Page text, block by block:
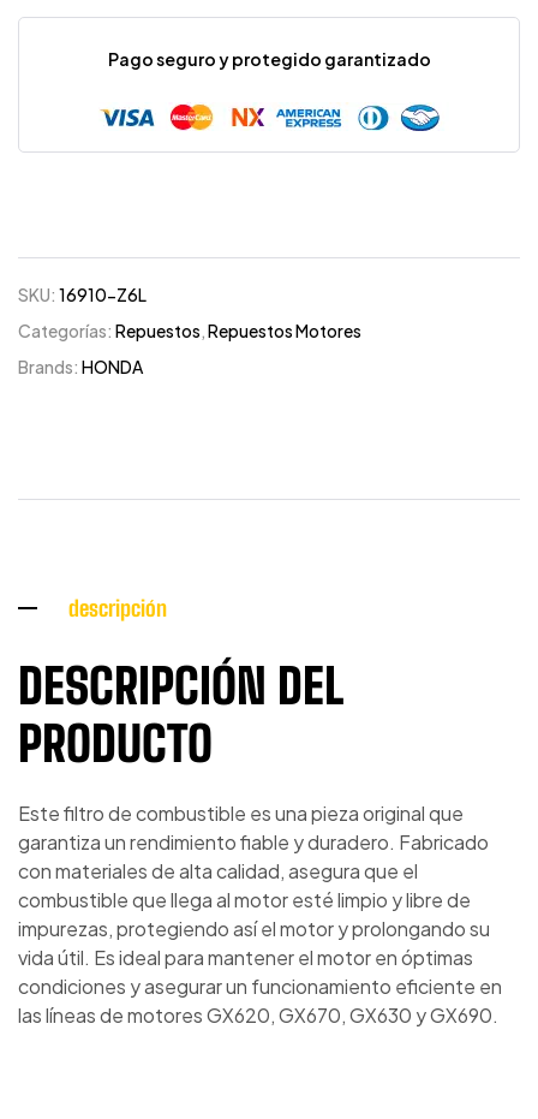
Pago seguro y protegido garantizado
SKU: 16910-Z6L
Categorías: Repuestos,Repuestos Motores
Brands: HONDA
descripción
DESCRIPCIÓN DEL
PRODUCTO
Este filtro de combustible es una pieza original que
garantiza un rendimiento fiable y duradero. Fabricado
con materiales de alta calidad, asegura que el
combustible que llega al motor esté limpio y libre de
impurezas, protegiendo así el motor y prolongando su
vida útil. Es ideal para mantener el motor en óptimas
condiciones y asegurar un funcionamiento eficiente en
las líneas de motores GX620, GX670, GX630 y GX690.